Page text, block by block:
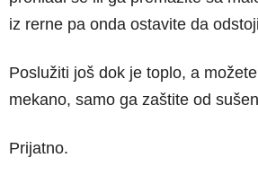
iz rerne pa onda ostavite da
Poslužiti još dok je toplo, a
mekano, samo ga zaštite od
Prijatno.